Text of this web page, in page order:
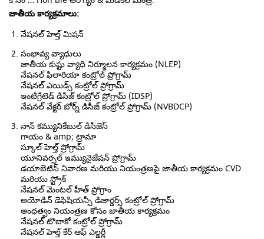
జాతీయ కార్యక్రమాలు:
నేషనల్ హెల్త్ మిషన్
సంభావ్య వ్యాధులు
జాతీయ కుష్టు వ్యాధి నిర్మూలన కార్యక్రమం (NLEP)
నేషనల్ ఫిలారియా కంట్రోల్ ప్రోగ్రామ్
నేషనల్ ఎయిడ్స్ కంట్రోల్ ప్రోగ్రామ్
ఇంటిగ్రేటెడ్ డిసీజ్ కంట్రోల్ ప్రోగ్రామ్ (IDSP)
నేషనల్ వేక్టర్ బోర్న్ డిసీజ్ కంట్రోల్ ప్రోగ్రామ్ (NVBDCP)
నాన్ కమ్యునికేబుల్ డిసీజెస్
గాయం & amp; ట్రామా
స్కూల్ హెల్త్ ప్రోగ్రామ్
యూనివర్సల్ ఇమ్యునైజేషన్ ప్రోగ్రామ్
డయాబెటిస్ నివారణ మరియు నియంత్రణపై జాతీయ కార్యక్రమం CVD
మరియు స్ట్రోక్
నేషనల్ మెంటల్ హీత్ ప్రోగ్రాం
అయోడిన్ డెఫిషియన్సీ డిజార్డర్స్ కంట్రోల్ ప్రోగ్రామ్
అంధత్వం నియంత్రణ కోసం జాతీయ కార్యక్రమం
నేషనల్ టొబాకో కంట్రోల్ ప్రోగ్రామ్
నేషనల్ హెల్త్ కేర్ ఆఫ్ ఎల్డర్లీ